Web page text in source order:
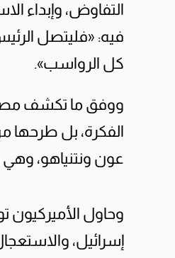
التفاوض، وإبداء
فيه: «فليتصل
كل الرواسب».
ووفق ما تكشف
الفكرة، بل طرحها
عون ونتنياهو،
وحاول الأميركيون
إسرائيل،